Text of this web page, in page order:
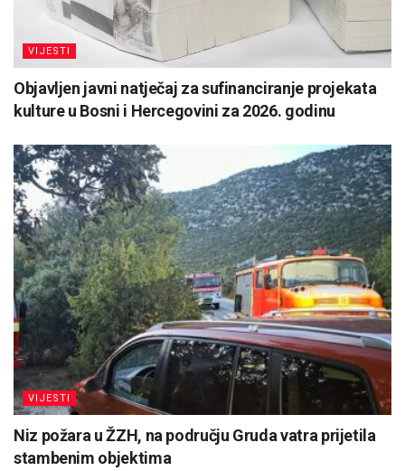
VIJESTI
Objavljen javni natječaj za sufinanciranje projekata
kulture u Bosni i Hercegovini za 2026. godinu
VIJESTI
Niz požara u ŽZH, na području Gruda vatra prijetila
stambenim objektima